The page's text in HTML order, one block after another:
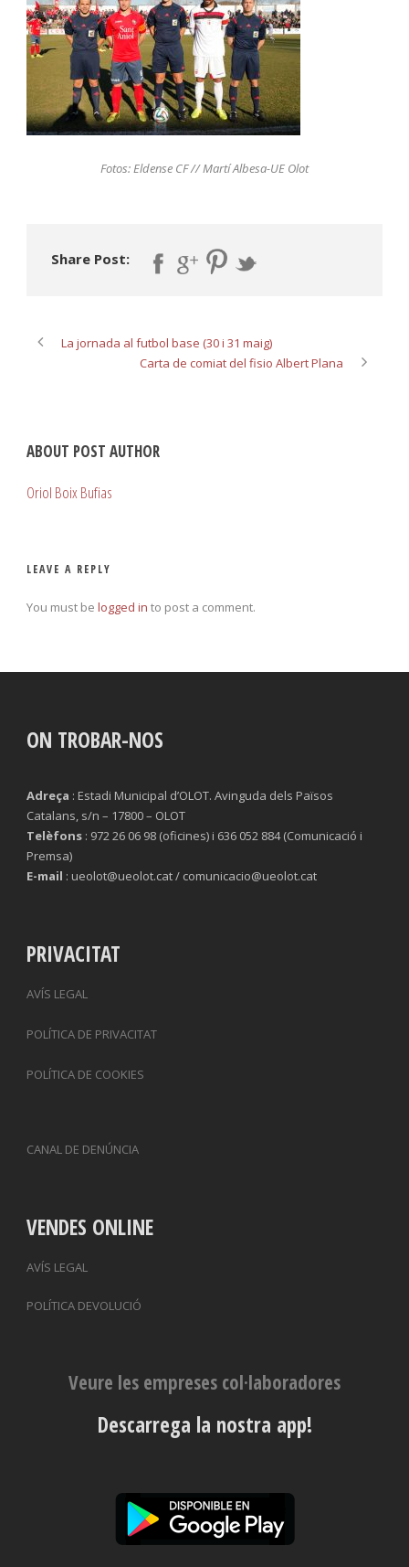
Fotos: Eldense CF // Martí Albesa-UE Olot
Share Post:
La jornada al futbol base (30 i 31 maig)
Carta de comiat del fisio Albert Plana
ABOUT POST AUTHOR
Oriol Boix Bufias
LEAVE A REPLY
You must be logged in to post a comment.
ON TROBAR-NOS
Adreça : Estadi Municipal d’OLOT. Avinguda dels Països
Catalans, s/n – 17800 – OLOT
Telèfons : 972 26 06 98 (oficines) i 636 052 884 (Comunicació i
Premsa)
E-mail : ueolot@ueolot.cat / comunicacio@ueolot.cat
PRIVACITAT
AVÍS LEGAL
POLÍTICA DE PRIVACITAT
POLÍTICA DE COOKIES
CANAL DE DENÚNCIA
VENDES ONLINE
AVÍS LEGAL
POLÍTICA DEVOLUCIÓ
Veure les empreses col·laboradores
Descarrega la nostra app!